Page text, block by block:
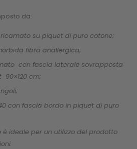
da:
su piquet di puro cotone;
fibra anallergica;
con fascia laterale sovrapposta
90×120 cm;
con fascia bordo in piquet di puro
ideale per un utilizzo del prodotto